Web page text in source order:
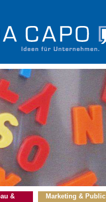
&
Marketing & Public